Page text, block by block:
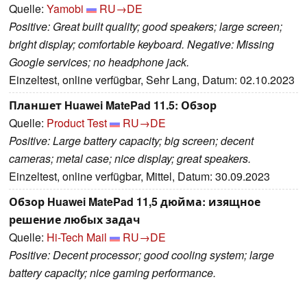
Quelle: Yamobi
RU→DE
Positive: Great built quality; good speakers; large screen;
bright display; comfortable keyboard. Negative: Missing
Google services; no headphone jack.
Einzeltest, online verfügbar, Sehr Lang, Datum: 02.10.2023
Планшет Huawei MatePad 11.5: Обзор
Quelle: Product Test
RU→DE
Positive: Large battery capacity; big screen; decent
cameras; metal case; nice display; great speakers.
Einzeltest, online verfügbar, Mittel, Datum: 30.09.2023
Обзор Huawei MatePad 11,5 дюйма: изящное
решение любых задач
Quelle: Hi-Tech Mail
RU→DE
Positive: Decent processor; good cooling system; large
battery capacity; nice gaming performance.